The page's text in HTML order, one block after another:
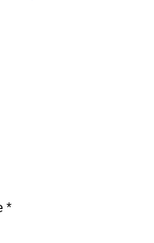
*Erforderlich